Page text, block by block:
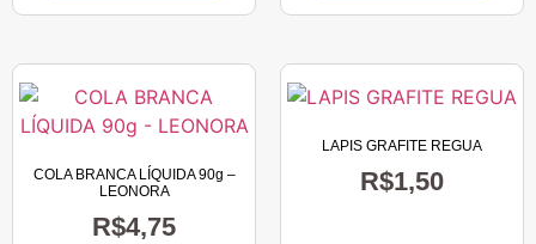
COLA BRANCA LÍQUIDA 90g –
LEONORA
R$4,75
LAPIS GRAFITE REGUA
R$1,50